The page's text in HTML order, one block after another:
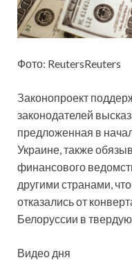
Фото: ReutersReuters
Законопроект
законодателей
предложенная в
Украине, также
финансового
другими странами,
отказались от
Белоруссии в
Видео дня